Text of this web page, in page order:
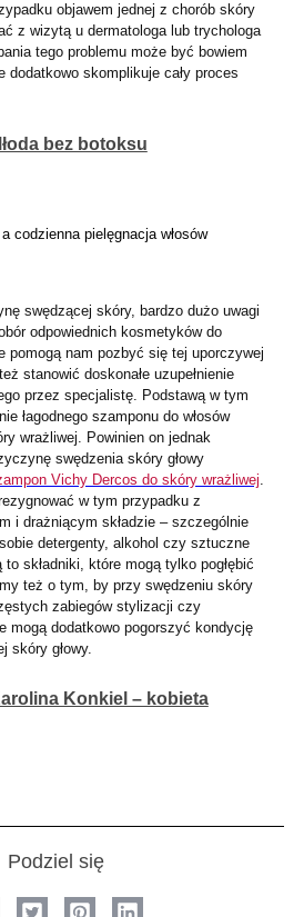
objawem jednej z chorób skóry
z wizytą u dermatologa lub trychologa
tego problemu może być bowiem
dodatkowo skomplikuje cały proces
bez botoksu
codzienna pielęgnacja włosów
swędzącej skóry, bardzo dużo uwagi
odpowiednich kosmetyków do
pomogą nam pozbyć się tej uporczywej
stanowić doskonałe uzupełnienie
przez specjalistę. Podstawą w tym
łagodnego szamponu do włosów
wrażliwej. Powinien on jednak
swędzenia skóry głowy
Vichy Dercos do skóry wrażliwej
w tym przypadku z
i drażniącym składzie – szczególnie
detergenty, alkohol czy sztuczne
składniki, które mogą tylko pogłębić
też o tym, by przy swędzeniu skóry
zabiegów stylizacji czy
mogą dodatkowo pogorszyć kondycję
skóry głowy.
Konkiel – kobieta
Podziel się